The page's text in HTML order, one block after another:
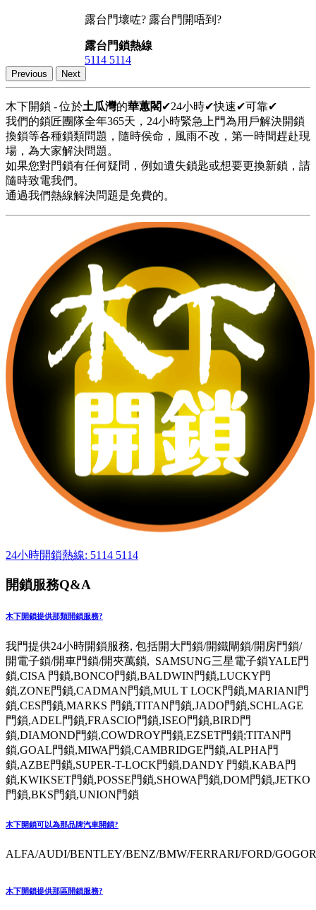
露台門壞咗? 露台門開唔到?
露台門鎖熱線
5114 5114
Previous Next
木下開鎖 - 位於土瓜灣的華蕙閣 ✔24小時✔快速✔可靠✔
我們的鎖匠團隊全年365天，24小時緊急上門為用戶解決開鎖
換鎖等各種鎖類問題，隨時侯命，風雨不改，第一時間趕赴現
場，為大家解決問題。
如果您對門鎖有任何疑問，例如遺失鎖匙或想要更換新鎖，請
隨時致電我們。
通過我們熱線解決問題是免費的。
24小時開鎖熱線: 5114 5114
開鎖服務Q&A
木下開鎖提供那類開鎖服務?
我門提供24小時開鎖服務, 包括開大門鎖/開鐵閘鎖/開房門鎖/
開電子鎖/開車門鎖/開夾萬鎖, SAMSUNG三星電子鎖YALE門
鎖,CISA 門鎖,BONCO門鎖,BALDWIN門鎖,LUCKY門
鎖,ZONE門鎖,CADMAN門鎖,MUL T LOCK門鎖,MARIANI門
鎖,CES門鎖,MARKS 門鎖,TITAN門鎖,JADO門鎖,SCHLAGE
門鎖,ADEL門鎖,FRASCIO門鎖,ISEO門鎖,BIRD門
鎖,DIAMOND門鎖,COWDROY門鎖,EZSET門鎖;TITAN門
鎖,GOAL門鎖,MIWA門鎖,CAMBRIDGE門鎖,ALPHA門
鎖,AZBE門鎖,SUPER-T-LOCK門鎖,DANDY 門鎖,KABA門
鎖,KWIKSET門鎖,POSSE門鎖,SHOWA門鎖,DOM門鎖,JETKO
門鎖,BKS門鎖,UNION門鎖
木下開鎖可以為那品牌汽車開鎖?
ALFA/AUDI/BENTLEY/BENZ/BMW/FERRARI/FORD/
木下開鎖提供那區開鎖服務?